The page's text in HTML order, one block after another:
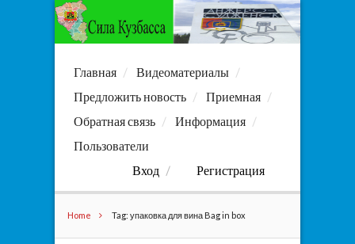
Главная
Видеоматериалы
Предложить новость
Приемная
Обратная связь
Информация
Пользователи
Вход
Регистрация
Home Tag: упаковка для вина Bag in box